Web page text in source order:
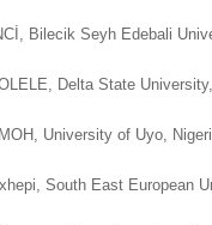
Bilecik Seyh Edebali
Delta State
University of Uyo,
South East European